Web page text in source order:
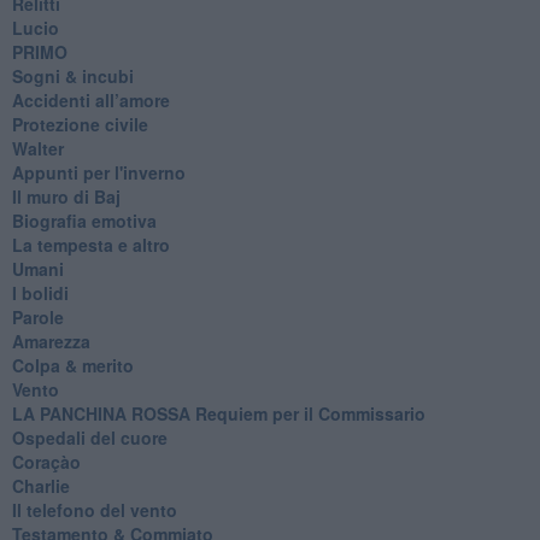
Lucio
PRIMO
Sogni & incubi
Accidenti all’amore
Protezione civile
Walter
Appunti per l'inverno
Il muro di Baj
Biografia emotiva
La tempesta e altro
Umani
I bolidi
Parole
Amarezza
Colpa & merito
Vento
​LA PANCHINA ROSSA Requiem per il Commissario
Ospedali del cuore
Coraçào
Charlie
Il telefono del vento
Testamento & Commiato